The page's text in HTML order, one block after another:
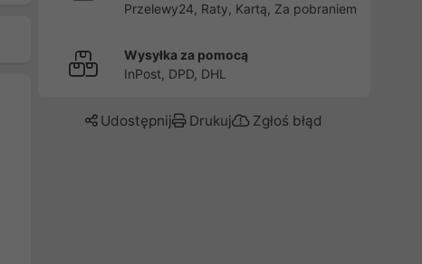
Przelewy24, Raty, Kartą, Za pobraniem
Wysyłka za pomocą
InPost, DPD, DHL
Udostępnij Drukuj Zgłoś błąd